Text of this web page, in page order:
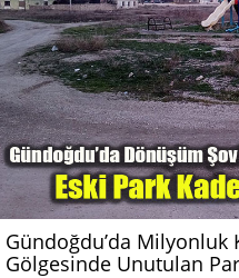
Gündoğdu’da
Gölgesinde Unutulan